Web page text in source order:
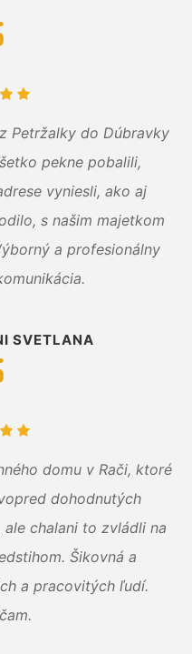
Petržalky do Dúbravky
pekne pobalili,
vyniesli, ako aj
s našim majetkom
a profesionálny
SVETLANA
domu v Rači, ktoré
dohodnutých
chalani to zvládli na
Šikovná a
a pracovitých ľudí.